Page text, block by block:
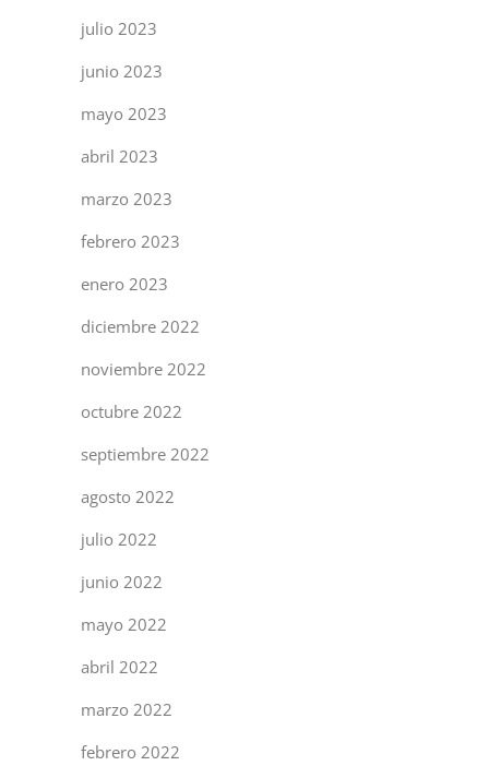
julio 2023
junio 2023
mayo 2023
abril 2023
marzo 2023
febrero 2023
enero 2023
diciembre 2022
noviembre 2022
octubre 2022
septiembre 2022
agosto 2022
julio 2022
junio 2022
mayo 2022
abril 2022
marzo 2022
febrero 2022